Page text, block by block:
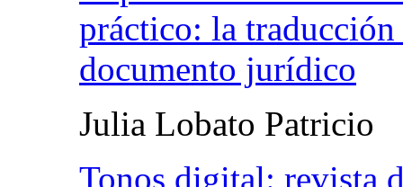
práctico: la
documento jurídico
Julia Lobato Patricio
Tonos digital: revista